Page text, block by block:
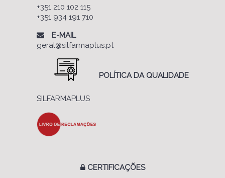
+351 210 102 115
+351 934 191 710
E-MAIL
geral@silfarmaplus.pt
POLÍTICA DA QUALIDADE
SILFARMAPLUS
CERTIFICAÇÕES